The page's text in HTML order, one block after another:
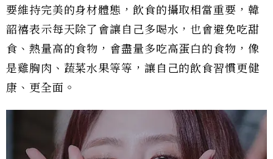
要維持完美的身材體態，飲食的攝取相當重要，韓
韶禧表示每天除了會讓自己多喝水，也會避免吃甜
食、熱量高的食物，會盡量多吃高蛋白的食物，像
是雞胸肉、蔬菜水果等等，讓自己的飲食習慣更健
康、更全面。